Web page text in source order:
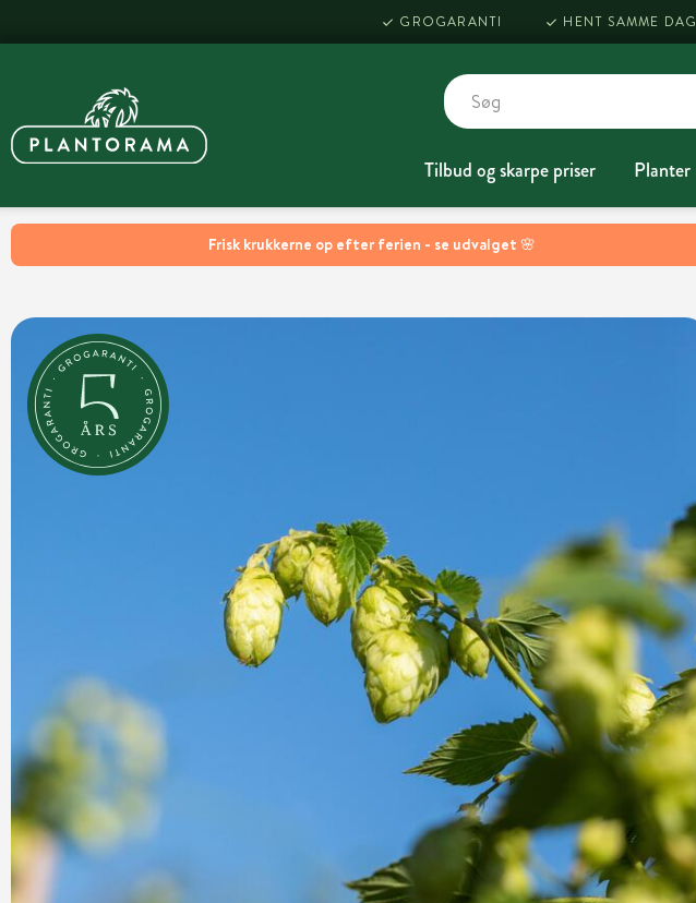
Frisk krukkerne op efter ferien - se udvalget 🌸
GROGARANTI HENT SAMME DAG
Tilbud og skarpe priser Planter